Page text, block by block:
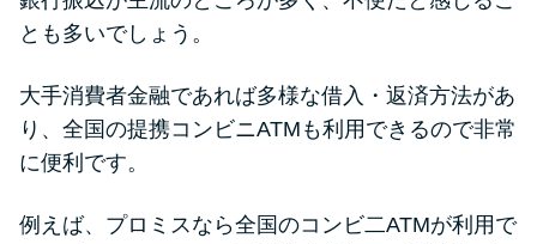
とも多いでしょう。
大手消費者金融であれば多様な借入・返済方法があ
り、全国の提携コンビニATMも利用できるので非常
に便利です。
例えば、プロミスなら全国のコンビ二ATMが利用で